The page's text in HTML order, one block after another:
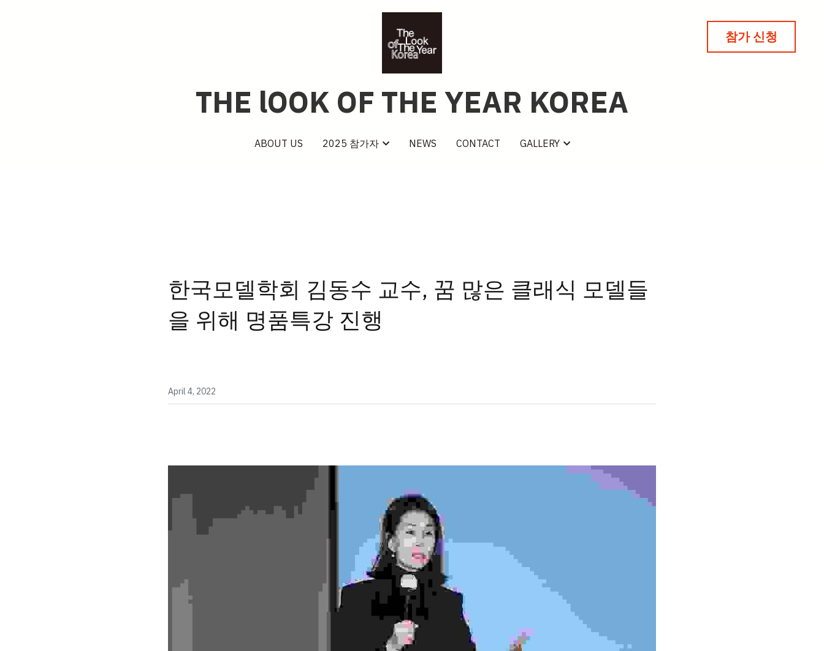
THE lOOK OF THE YEAR KOREA
ABOUT US 2025 참가자 NEWS CONTACT GALLERY
참가 신청
THE lOOK OF THE YEAR KOREA
ABOUT US 2025 참가자 NEWS CONTACT GALLERY
참가 신청
한국모델학회 김동수 교수, 꿈 많은 클래식 모델들
을 위해 명품특강 진행
April 4, 2022